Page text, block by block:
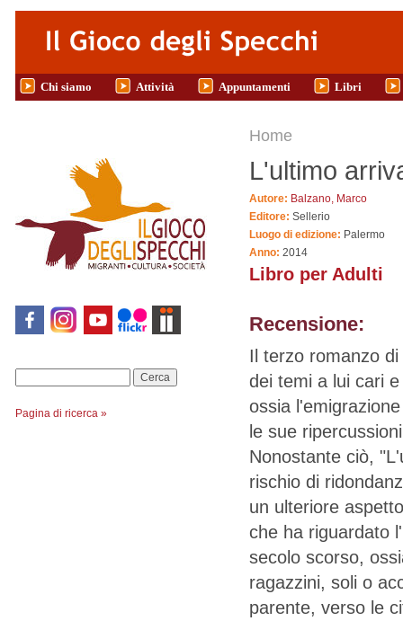
Salta al contenuto principale
Chi siamo Attività Appuntamenti Libri
Pagina di ricerca »
Tu sei qui
Home
L'ultimo
Autore: Balzano, Marco
Editore: Sellerio
Luogo di edizione: Palermo
Anno: 2014
Libro per Adulti
Recensione:
Il terzo romanzo
dei temi a lui cari
ossia
le sue
Nonostante ciò,
rischio di
un ulteriore
che ha riguardato
secolo scorso,
ragazzini, soli o
parente, verso le